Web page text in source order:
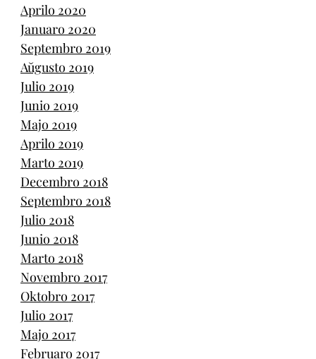
Aprilo 2020
Januaro 2020
Septembro 2019
Aŭgusto 2019
Julio 2019
Junio 2019
Majo 2019
Aprilo 2019
Marto 2019
Decembro 2018
Septembro 2018
Julio 2018
Junio 2018
Marto 2018
Novembro 2017
Oktobro 2017
Julio 2017
Majo 2017
Februaro 2017